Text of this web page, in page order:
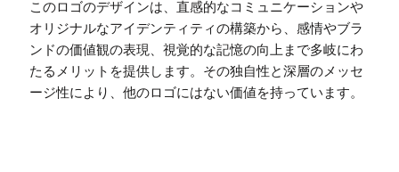
このロゴのデザインは、直感的なコミュニケーションや
オリジナルなアイデンティティの構築から、感情やブラ
ンドの価値観の表現、視覚的な記憶の向上まで多岐にわ
たるメリットを提供します。その独自性と深層のメッセ
ージ性により、他のロゴにはない価値を持っています。